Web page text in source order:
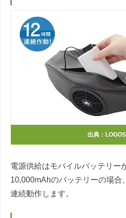
出典： LOGOS
電源供給はモバイルバッテリー
10,000mAhのバッテリーの場合
連続動作します。